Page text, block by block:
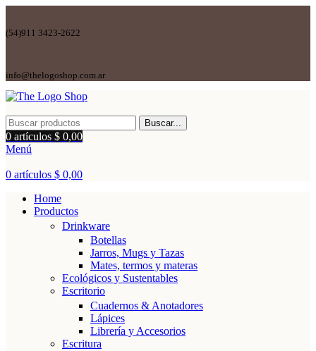
(54)911 3423-2622
info@thelogoshop.com.ar
Buscar...
0 artículos $ 0,00
Menú
0 artículos $ 0,00
Home
Productos
Drinkware
Botellas
Jarros, Mugs y Tazas
Mates, termos y materas
Ecológicos y Sustentables
Escritorio
Cuadernos & Anotadores
Lápices
Librería y Accesorios
Escritura